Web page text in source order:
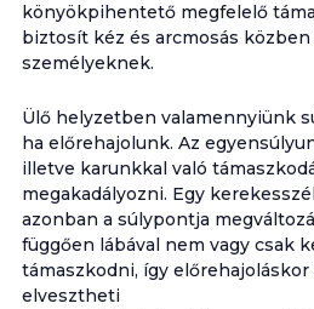
könyökpihentető megfelelő
biztosít kéz és arcmosás
személyeknek.
Ülő helyzetben valamennyiünk
ha előrehajolunk. Az
illetve karunkkal való
megakadályozni. Egy
azonban a súlypontja
függően lábával nem vagy csak
támaszkodni, így
elvesztheti